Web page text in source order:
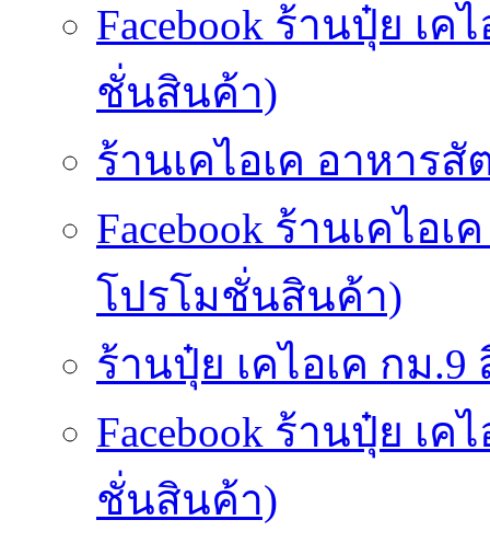
Facebook ร้านปุ๋ย เ
ชั่นสินค้า)
ร้านเคไอเค อาหาร
Facebook ร้านเคไ
โปรโมชั่นสินค้า)
ร้านปุ๋ย เคไอเค กม
Facebook ร้านปุ๋ย เ
ชั่นสินค้า)